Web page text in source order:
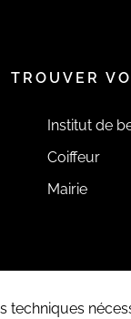
TROUVER
Institut de
Coiffeur
Mairie
techniques